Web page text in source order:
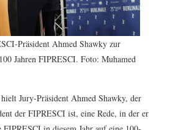
Präsident Ahmed Shawky zur
Jahren FIPRESCI. Foto: Muhamed
Jury-Präsident Ahmed Shawky, der
der FIPRESCI ist, eine Rede, in der er